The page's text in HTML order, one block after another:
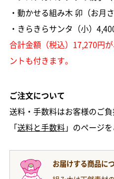
・動かせる組み木 卯（お月
・きらきらサンタ（小）
合計金額（税込）17,270円
ントも付きます。
ご注文について
送料・手数料はお客様のご
「送料と手数料」のページを
お届けする商品に